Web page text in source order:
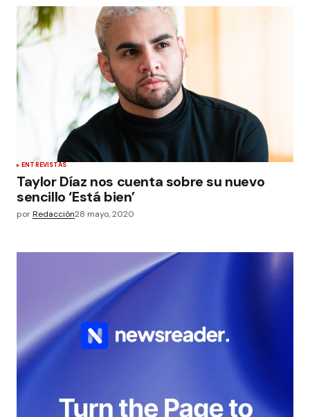
ENTREVISTAS
Taylor Díaz nos cuenta sobre su nuevo
sencillo ‘Está bien’
porRedacción28 mayo, 2020